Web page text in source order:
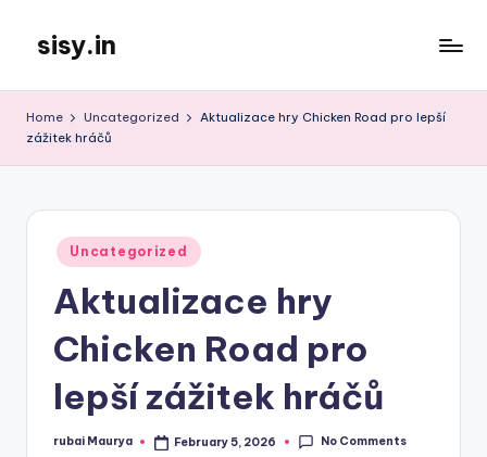
content
sisy.in
Home Uncategorized
Aktualizace hry Chicken Road pro lepší
zážitek hráčů
Posted
in
Uncategorized
Aktualizace hry
Chicken Road pro
lepší zážitek hráčů
Posted
rubai Maurya February 5, 2026 No Comments